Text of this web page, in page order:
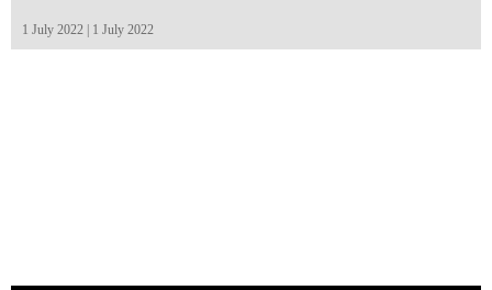
1 July 2022 | 1 July 2022